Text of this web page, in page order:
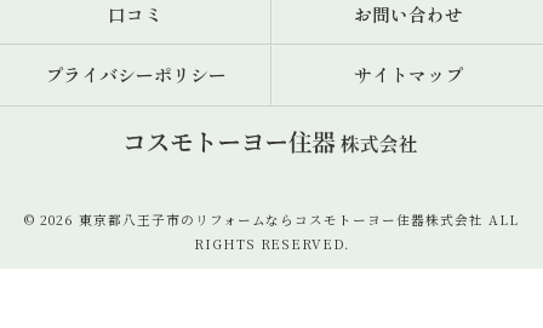
口コミ お問い合わせ
プライバシーポリシー サイトマップ
© 2026 東京都八王子市のリフォームならコスモトーヨー住器株式会社 ALL
RIGHTS RESERVED.